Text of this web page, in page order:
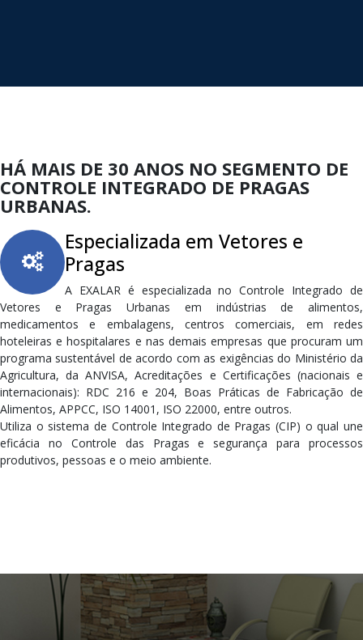
HÁ MAIS DE 30 ANOS NO SEGMENTO DE
CONTROLE INTEGRADO DE PRAGAS
URBANAS.
Especializada em Vetores e
Pragas
A EXALAR é especializada no Controle Integrado de
Vetores e Pragas Urbanas em indústrias de alimentos,
medicamentos e embalagens, centros comerciais, em redes
hoteleiras e hospitalares e nas demais empresas que procuram um
programa sustentável de acordo com as exigências do Ministério da
Agricultura, da ANVISA, Acreditações e Certificações (nacionais e
internacionais): RDC 216 e 204, Boas Práticas de Fabricação de
Alimentos, APPCC, ISO 14001, ISO 22000, entre outros.
Utiliza o sistema de Controle Integrado de Pragas (CIP) o qual une
eficácia no Controle das Pragas e segurança para processos
produtivos, pessoas e o meio ambiente.